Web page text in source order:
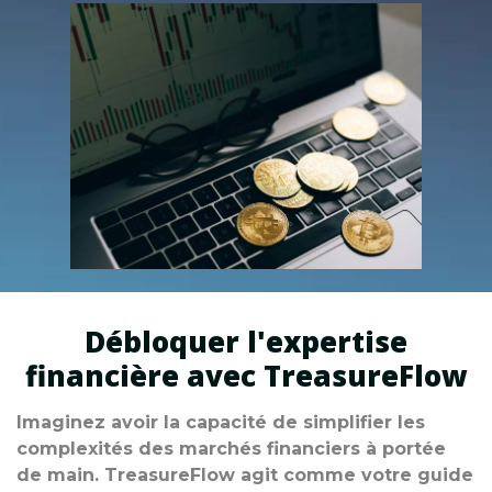
Débloquer l'expertise
financière avec TreasureFlow
Imaginez avoir la capacité de simplifier les
complexités des marchés financiers à portée
de main. TreasureFlow agit comme votre guide